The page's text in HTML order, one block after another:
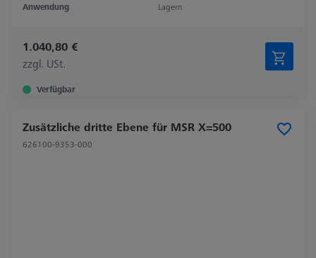
Anwendung
Lagern
1.040,80 €
zzgl. USt.
Verfügbar
Zusätzliche dritte Ebene für MSR X=500
626100-9353-000